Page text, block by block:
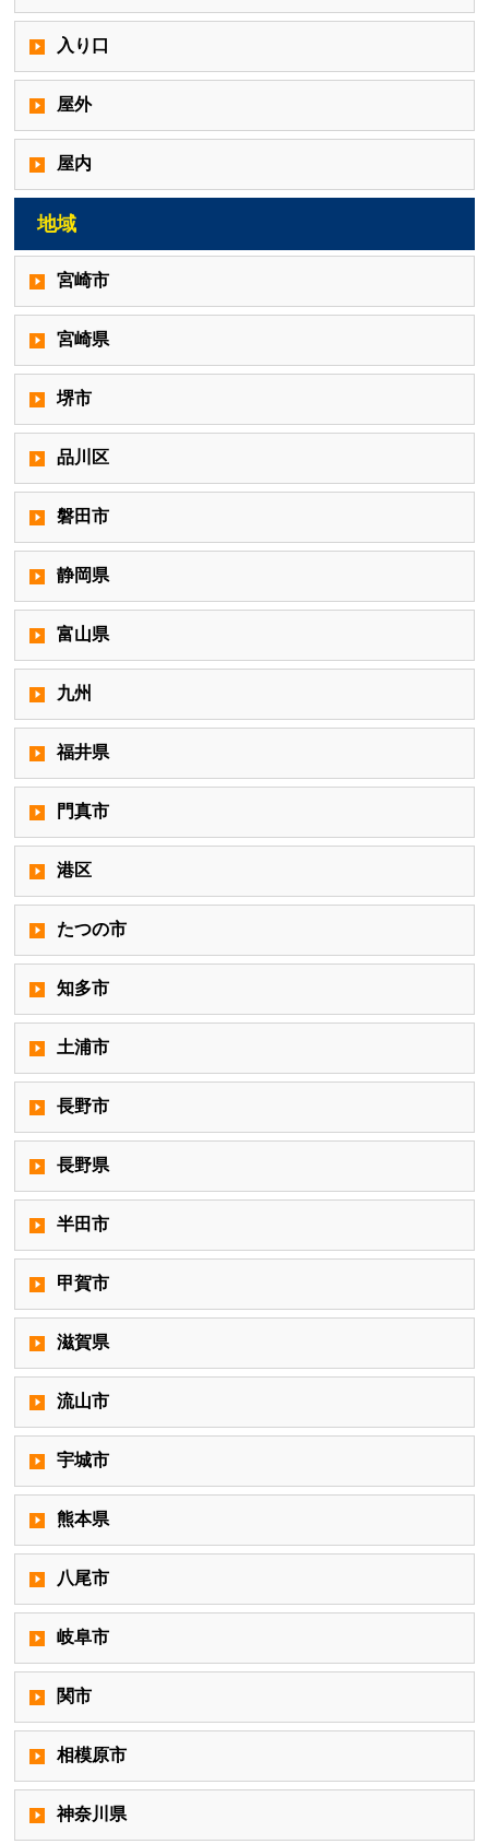
入り口
屋外
屋内
地域
宮崎市
宮崎県
堺市
品川区
磐田市
静岡県
富山県
九州
福井県
門真市
港区
たつの市
知多市
土浦市
長野市
長野県
半田市
甲賀市
滋賀県
流山市
宇城市
熊本県
八尾市
岐阜市
関市
相模原市
神奈川県